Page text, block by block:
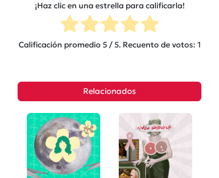
¡Haz clic en una estrella para calificarla!
Calificación promedio 5/ 5. Recuento de votos: 1
Relacionados